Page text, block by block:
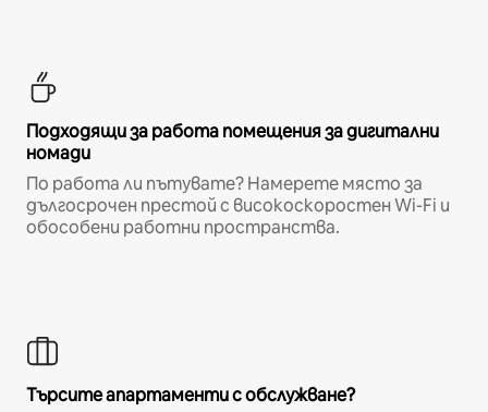
Подходящи за работа помещения за дигитални
номади
По работа ли пътувате? Намерете място за
дългосрочен престой с високоскоростен Wi-Fi и
обособени работни пространства.
Търсите апартаменти с обслужване?